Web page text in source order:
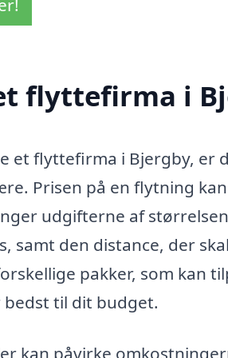
flyttefirma i
et flyttefirma i Bjergby, er
Prisen på en flytning
udgifterne af
samt den distance, der
pakker, som kan
bedst til dit budget.
kan påvirke